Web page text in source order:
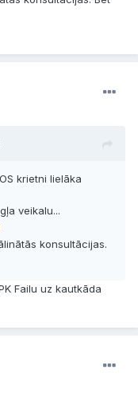
krietni lielāka
veikalu...
konsultācijas.
Failu uz kautkāda